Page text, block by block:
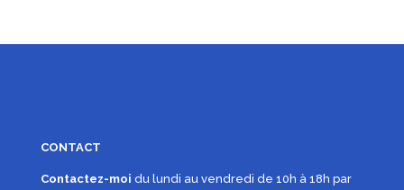
CONTACT
Contactez-moi du lundi au vendredi de 10h à 18h par